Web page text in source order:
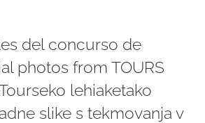
del concurso de
photos from TOURS
lehiaketako
slike s tekmovanja v